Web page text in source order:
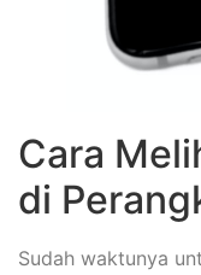
Cara
di
Sudah waktunya